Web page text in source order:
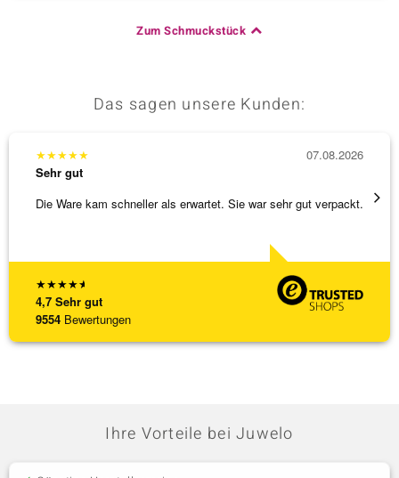
Zum Schmuckstück
Das sagen unsere Kunden:
★★★★★
4,7 Sehr gut
9554 Bewertungen
★★★★★
Sehr gut
Die Ware kam schneller als erwartet. Sie war sehr gut verpackt.
07.08.2026
Ihre Vorteile bei Juwelo